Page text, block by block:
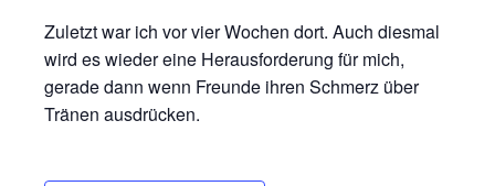
Zuletzt war ich vor vier Wochen dort. Auch diesmal
wird es wieder eine Herausforderung für mich,
gerade dann wenn Freunde ihren Schmerz über
Tränen ausdrücken.